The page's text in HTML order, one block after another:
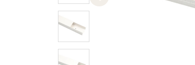
Previous slide